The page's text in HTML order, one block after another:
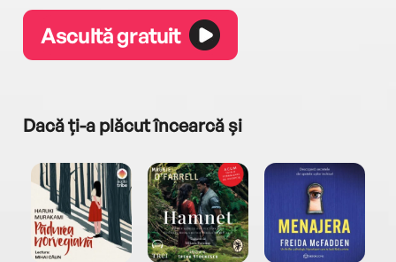
Ascultă gratuit
Dacă ți-a plăcut încearcă și